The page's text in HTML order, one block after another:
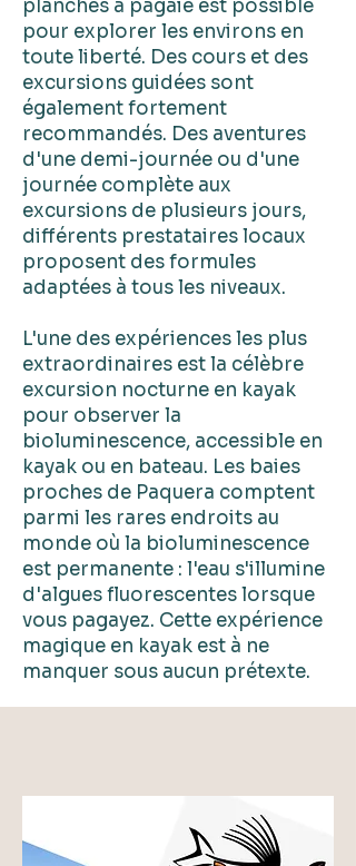
planches à pagaie est possible
pour explorer les environs en
toute liberté. Des cours et des
excursions guidées sont
également fortement
recommandés. Des aventures
d'une demi-journée ou d'une
journée complète aux
excursions de plusieurs jours,
différents prestataires locaux
proposent des formules
adaptées à tous les niveaux.
L'une des expériences les plus
extraordinaires est la célèbre
excursion nocturne en kayak
pour observer la
bioluminescence, accessible en
kayak ou en bateau. Les baies
proches de Paquera comptent
parmi les rares endroits au
monde où la bioluminescence
est permanente : l'eau s'illumine
d'algues fluorescentes lorsque
vous pagayez. Cette expérience
magique en kayak est à ne
manquer sous aucun prétexte.